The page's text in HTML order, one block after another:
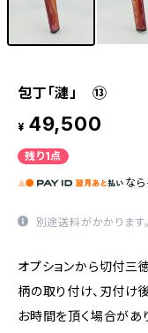
包丁「漣」 ⑬
¥ 49,500
残り1点
なら
別途送料がかかります
オプションから切付三
柄の取り付け、刃付け
お時間を頂く場合があ